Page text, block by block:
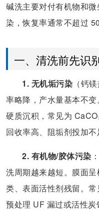
碱洗主要对付有机物和
染，恢复率通常不超过
一、清洗前先识
1. 无机垢污染 （钙
率略降，产水量基本不
硬质沉积，常见为
回收率高、阻垢剂投加不
2. 有机物/胶体污染
洗周期越来越短。膜面
类、表面活性剂残留。
预处理 UF 漏过或活性炭